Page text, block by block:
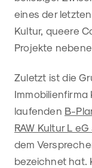
eines der
Kultur, queere
Projekte
Zuletzt ist die
laufenden B-
RAW Kultur L
dem
bezeichnet hat.